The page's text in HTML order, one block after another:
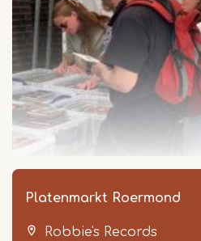
Platenmarkt Roermond
Robbie's Records